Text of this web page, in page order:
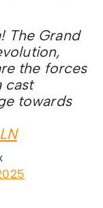
The Grand
the forces
cast
towards